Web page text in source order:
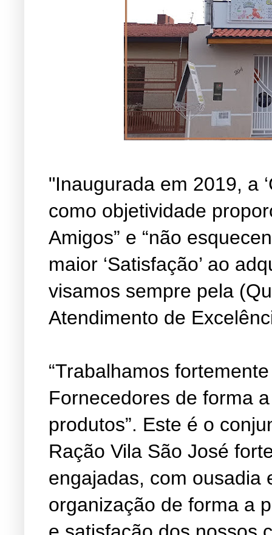
"Inaugurada em 2019, a
como objetividade
Amigos” e “não
maior ‘Satisfação’ ao
visamos sempre pela
Atendimento de
“Trabalhamos
Fornecedores de forma
produtos”. Este é o
Ração Vila São José
engajadas, com ousadia
organização de forma a